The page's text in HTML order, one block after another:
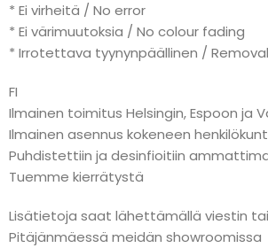
* Ei virheitä / No error
* Ei värimuutoksia / No colour fading
* Irrotettava tyynynpäällinen /
FI
Ilmainen toimitus Helsingin, Espoon ja
Ilmainen asennus kokeneen
Puhdistettiin ja desinfioitiin
Tuemme kierrätystä
Lisätietoja saat lähettämällä viestin
Pitäjänmäessä meidän showroomissa